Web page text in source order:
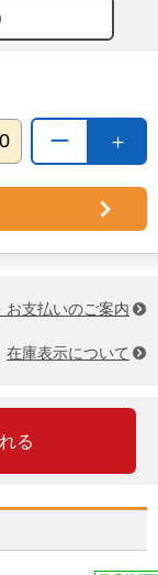
＋
ー
お支払いのご案内
在庫表示について
る